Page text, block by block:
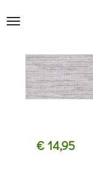
hoofdinhoud
€ 14,95